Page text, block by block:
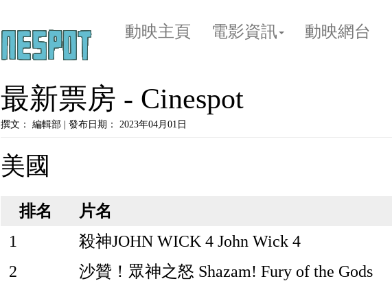
動映主頁 電影資訊 動映網台
最新票房 - Cinespot
撰文： 編輯部 | 發布日期： 2023年04月01日
美國
排名 片名
1
殺神JOHN WICK 4 John Wick 4
2
沙贊！眾神之怒 Shazam! Fury of the Gods